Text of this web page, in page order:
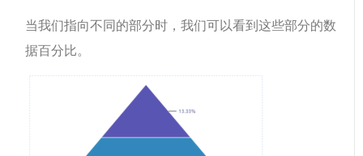
当我们指向不同的部分时，我们可以看到这些部分的数
据百分比。